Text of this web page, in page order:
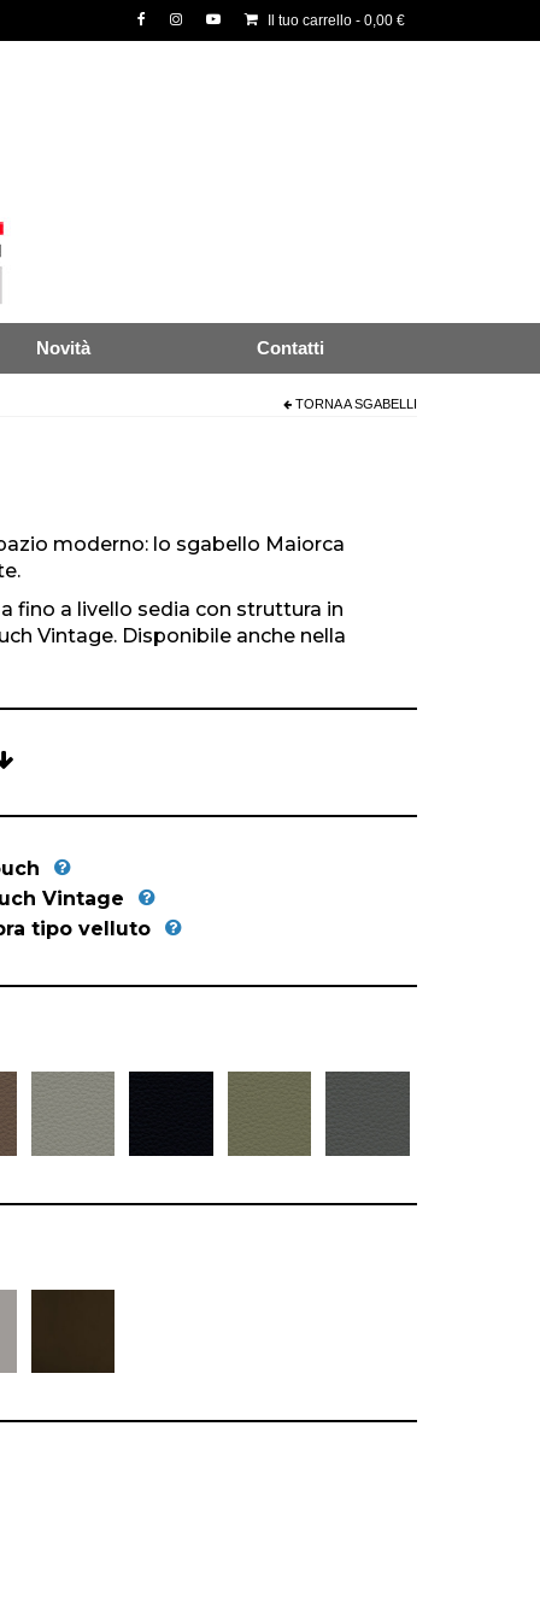
Il tuo carrello - 0,00 €
Novità Contatti
TORNA ASGABELLI
moderno: lo sgabello Maiorca
fino a livello sedia con struttura in
Vintage. Disponibile anche nella
Vintage
tipo velluto